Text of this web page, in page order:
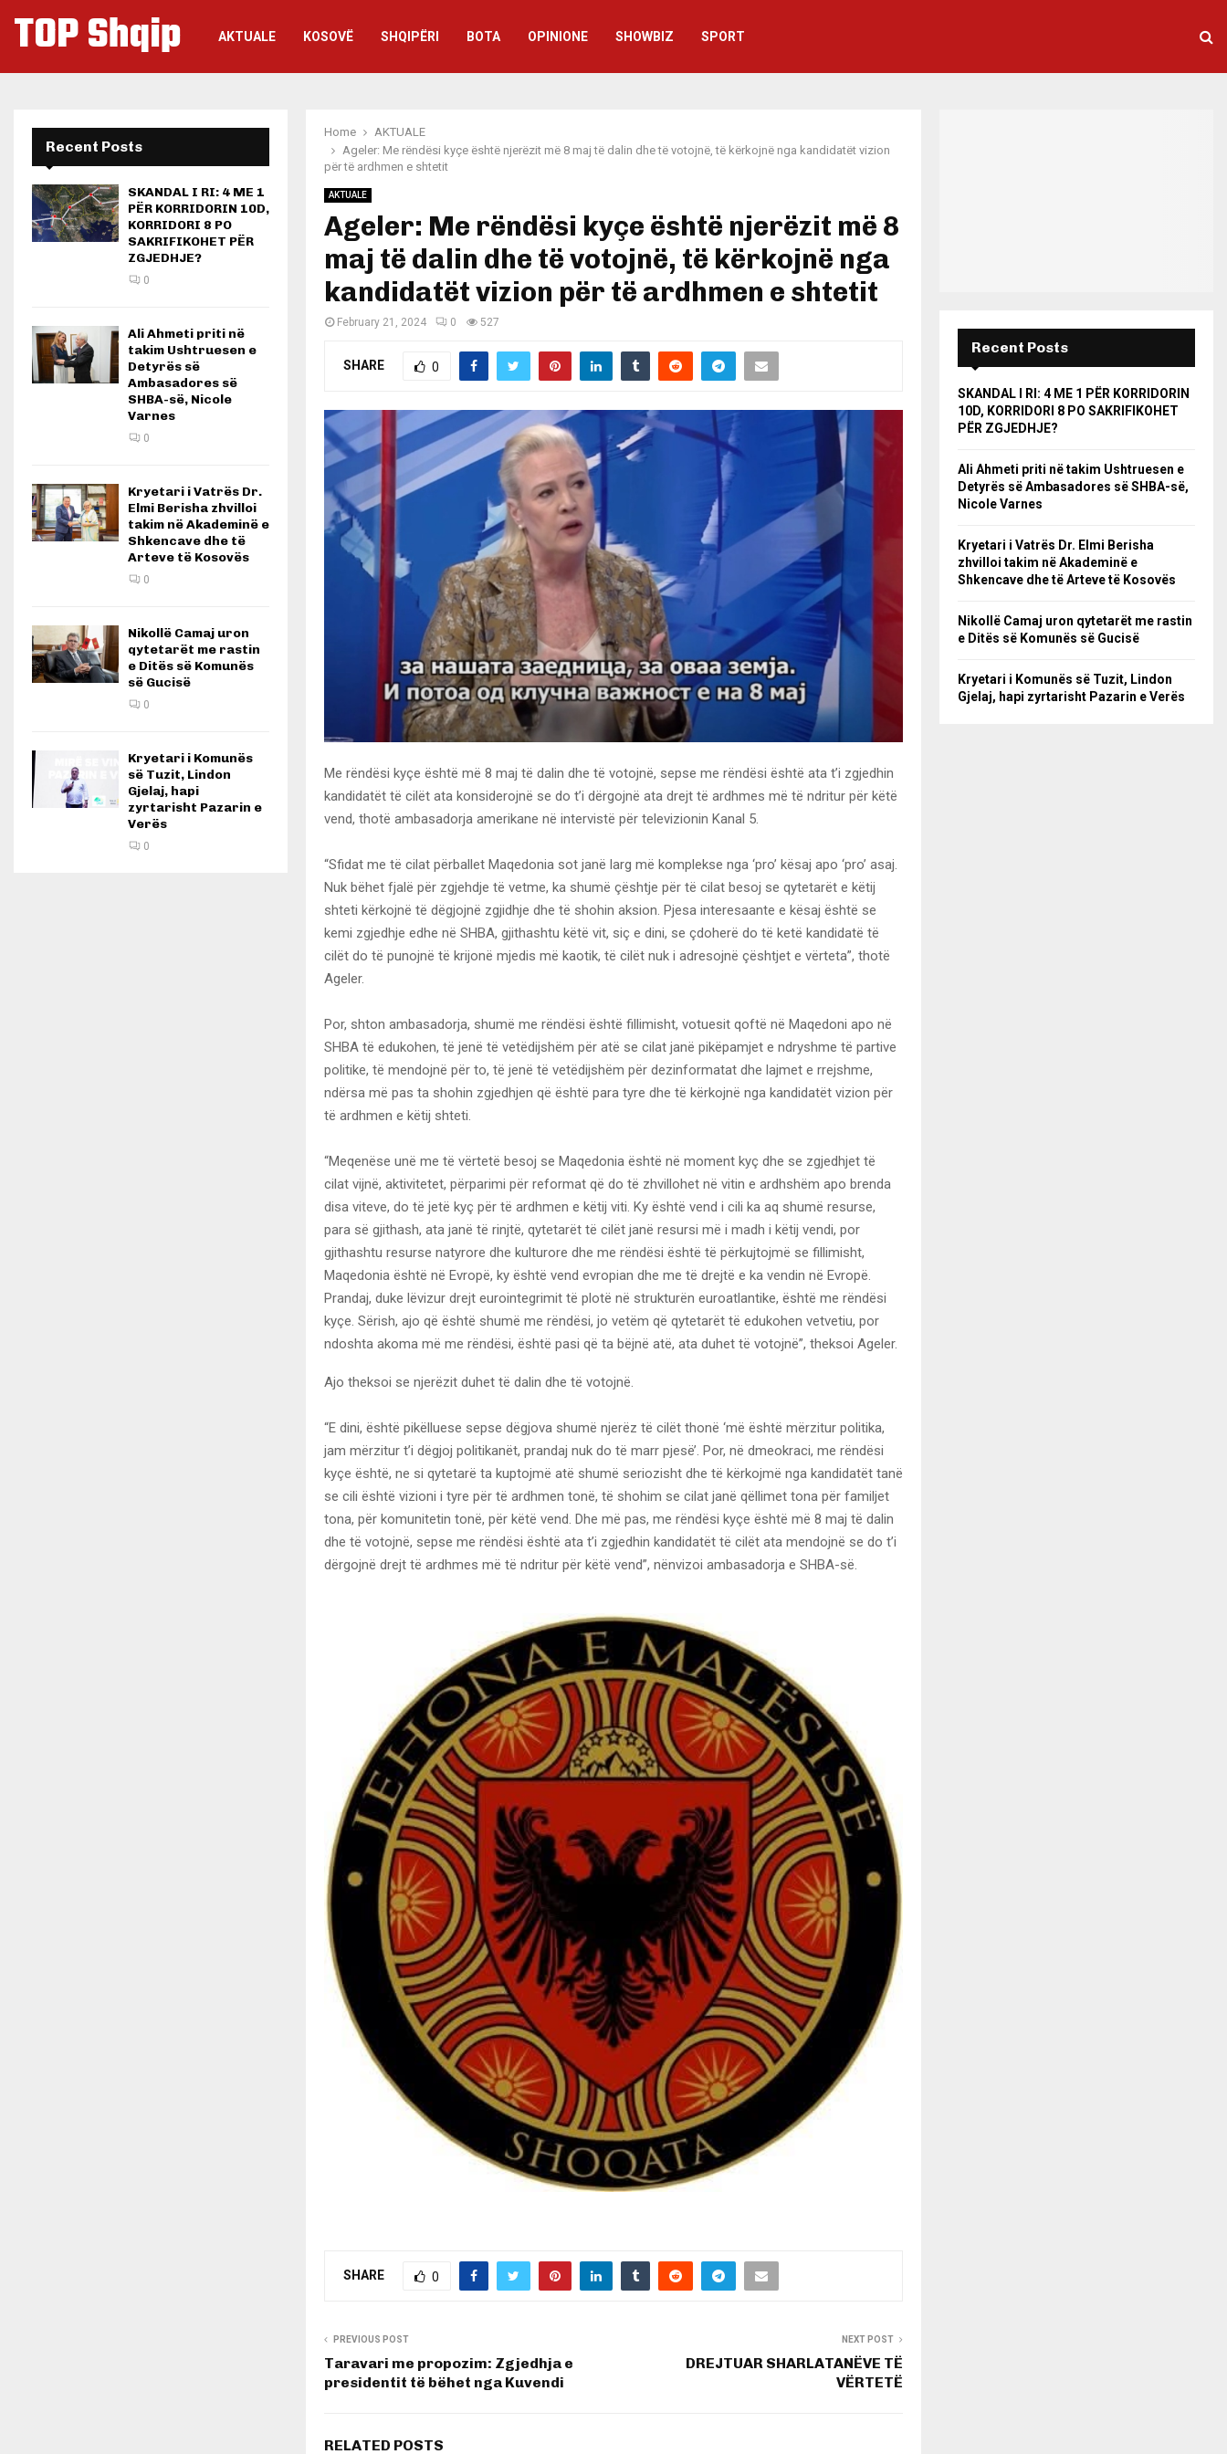
TOP Shqip AKTUALE KOSOVË SHQIPËRI BOTA OPINIONE SHOWBIZ SPORT
Home
AKTUALE
Ageler: Me rëndësi kyçe është njerëzit më 8 maj të dalin dhe të votojnë, të kërkojnë nga kandidatët vizion
për të ardhmen e shtetit
AKTUALE
Ageler: Me rëndësi kyçe është njerëzit më 8
maj të dalin dhe të votojnë, të kërkojnë nga
kandidatët vizion për të ardhmen e shtetit
February 21, 2024 0 527
SHARE 0
Me rëndësi kyçe është më 8 maj të dalin dhe të votojnë, sepse me rëndësi është ata t’i zgjedhin
kandidatët të cilët ata konsiderojnë se do t’i dërgojnë ata drejt të ardhmes më të ndritur për këtë
vend, thotë ambasadorja amerikane në intervistë për televizionin Kanal 5.
“Sfidat me të cilat përballet Maqedonia sot janë larg më komplekse nga ‘pro’ kësaj apo ‘pro’ asaj.
Nuk bëhet fjalë për zgjehdje të vetme, ka shumë çështje për të cilat besoj se qytetarët e këtij
shteti kërkojnë të dëgjojnë zgjidhje dhe të shohin aksion. Pjesa interesaante e kësaj është se
kemi zgjedhje edhe në SHBA, gjithashtu këtë vit, siç e dini, se çdoherë do të ketë kandidatë të
cilët do të punojnë të krijonë mjedis më kaotik, të cilët nuk i adresojnë çështjet e vërteta”, thotë
Ageler.
Por, shton ambasadorja, shumë me rëndësi është fillimisht, votuesit qoftë në Maqedoni apo në
SHBA të edukohen, të jenë të vetëdijshëm për atë se cilat janë pikëpamjet e ndryshme të partive
politike, të mendojnë për to, të jenë të vetëdijshëm për dezinformatat dhe lajmet e rrejshme,
ndërsa më pas ta shohin zgjedhjen që është para tyre dhe të kërkojnë nga kandidatët vizion për
të ardhmen e këtij shteti.
“Meqenëse unë me të vërtetë besoj se Maqedonia është në moment kyç dhe se zgjedhjet të
cilat vijnë, aktivitetet, përparimi për reformat që do të zhvillohet në vitin e ardhshëm apo brenda
disa viteve, do të jetë kyç për të ardhmen e këtij viti. Ky është vend i cili ka aq shumë resurse,
para së gjithash, ata janë të rinjtë, qytetarët të cilët janë resursi më i madh i këtij vendi, por
gjithashtu resurse natyrore dhe kulturore dhe me rëndësi është të përkujtojmë se fillimisht,
Maqedonia është në Evropë, ky është vend evropian dhe me të drejtë e ka vendin në Evropë.
Prandaj, duke lëvizur drejt eurointegrimit të plotë në strukturën euroatlantike, është me rëndësi
kyçe. Sërish, ajo që është shumë me rëndësi, jo vetëm që qytetarët të edukohen vetvetiu, por
ndoshta akoma më me rëndësi, është pasi që ta bëjnë atë, ata duhet të votojnë”, theksoi Ageler.
Ajo theksoi se njerëzit duhet të dalin dhe të votojnë.
“E dini, është pikëlluese sepse dëgjova shumë njerëz të cilët thonë ‘më është mërzitur politika,
jam mërzitur t’i dëgjoj politikanët, prandaj nuk do të marr pjesë’. Por, në dmeokraci, me rëndësi
kyçe është, ne si qytetarë ta kuptojmë atë shumë seriozisht dhe të kërkojmë nga kandidatët tanë
se cili është vizioni i tyre për të ardhmen tonë, të shohim se cilat janë qëllimet tona për familjet
tona, për komunitetin tonë, për këtë vend. Dhe më pas, me rëndësi kyçe është më 8 maj të dalin
dhe të votojnë, sepse me rëndësi është ata t’i zgjedhin kandidatët të cilët ata mendojnë se do t’i
dërgojnë drejt të ardhmes më të ndritur për këtë vend”, nënvizoi ambasadorja e SHBA-së.
SHARE 0
PREVIOUS POST
Taravari me propozim: Zgjedhja e
presidentit të bëhet nga Kuvendi
NEXT POST
DREJTUAR SHARLATANËVE TË
VËRTETË
RELATED POSTS
Recent Posts
SKANDAL I RI: 4 ME 1
PËR KORRIDORIN 10D,
KORRIDORI 8 PO
SAKRIFIKOHET PËR
ZGJEDHJE?
0
Ali Ahmeti priti në
takim Ushtruesen e
Detyrës së
Ambasadores së
SHBA-së, Nicole
Varnes
0
Kryetari i Vatrës Dr.
Elmi Berisha zhvilloi
takim në Akademinë e
Shkencave dhe të
Arteve të Kosovës
0
Nikollë Camaj uron
qytetarët me rastin
e Ditës së Komunës
së Gucisë
0
Kryetari i Komunës
së Tuzit, Lindon
Gjelaj, hapi
zyrtarisht Pazarin e
Verës
0
Recent Posts
SKANDAL I RI: 4 ME 1 PËR KORRIDORIN
10D, KORRIDORI 8 PO SAKRIFIKOHET
PËR ZGJEDHJE?
Ali Ahmeti priti në takim Ushtruesen e
Detyrës së Ambasadores së SHBA-së,
Nicole Varnes
Kryetari i Vatrës Dr. Elmi Berisha
zhvilloi takim në Akademinë e
Shkencave dhe të Arteve të Kosovës
Nikollë Camaj uron qytetarët me rastin
e Ditës së Komunës së Gucisë
Kryetari i Komunës së Tuzit, Lindon
Gjelaj, hapi zyrtarisht Pazarin e Verës